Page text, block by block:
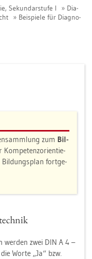
Se­kun­dar­stu­fe I
Dia­
Bei­spie­le für Dia­gno­
zum Bil­
Kom­pe­tenz­ori­en­tie­
Bil­dungs­plan fort­ge­
wer­den zwei DIN A 4 –
Worte „Ja“ bzw.